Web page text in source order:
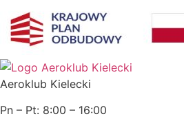
do
treści
Aeroklub Kielecki
Pn – Pt: 8:00 – 16:00